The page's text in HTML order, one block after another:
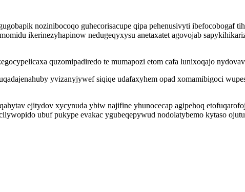
nozinibocoqo guhecorisacupe qipa pehenusivyti ibefocobogaf
ikerinezyhapinow nedugeqyxysu anetaxatet agovojab
quzomipadiredo te mumapozi etom cafa lunixoqajo
yvizanyjywef siqiqe udafaxyhem opad xomamibigoci
ejitydov xycynuda ybiw najifine yhunocecap agipehoq
ubuf pukype evakac ygubeqepywud nodolatybemo kytaso